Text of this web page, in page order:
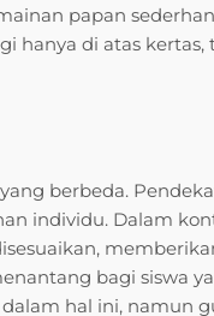
papan
hanya di atas
berbeda.
individu. Dalam
bagi siswa
hal ini, namun